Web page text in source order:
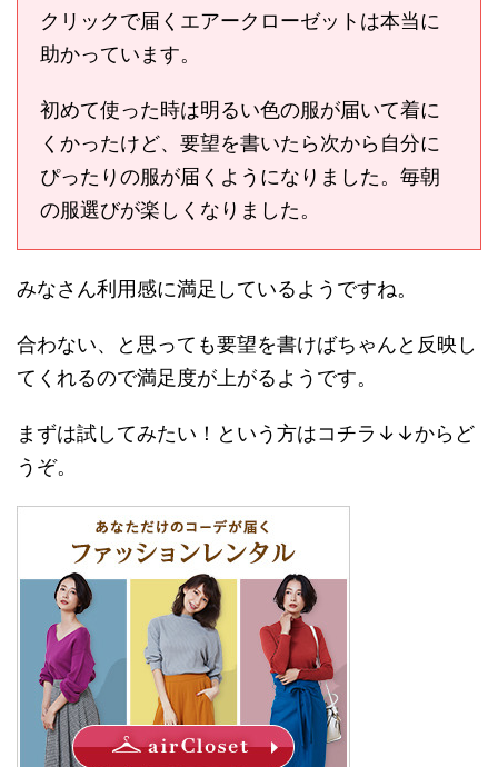
クリックで届くエアークローゼットは本当に
助かっています。
初めて使った時は明るい色の服が届いて着に
くかったけど、要望を書いたら次から自分に
ぴったりの服が届くようになりました。毎朝
の服選びが楽しくなりました。
みなさん利用感に満足しているようですね。
合わない、と思っても要望を書けばちゃんと反映し
てくれるので満足度が上がるようです。
まずは試してみたい！という方はコチラ↓↓からど
うぞ。